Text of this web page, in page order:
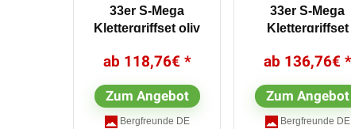
33er S-Mega
Klettergriffset oliv
118,76€
Zum Angebot
Bergfreunde DE
33er S-Mega
Klettergriffset
136,76€
Zum Angebot
Bergfreunde DE